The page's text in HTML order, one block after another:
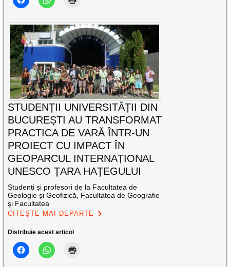
STUDENȚII UNIVERSITĂȚII DIN
BUCUREȘTI AU TRANSFORMAT
PRACTICA DE VARĂ ÎNTR-UN
PROIECT CU IMPACT ÎN
GEOPARCUL INTERNAȚIONAL
UNESCO ȚARA HAȚEGULUI
Studenți și profesori de la Facultatea de
Geologie și Geofizică, Facultatea de Geografie
și Facultatea
CITEȘTE MAI DEPARTE
Distribuie acest articol